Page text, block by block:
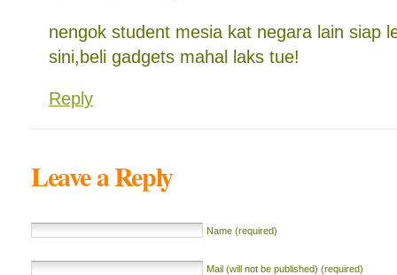
nengok student mesia kat negara lain siap
sini,beli gadgets mahal laks tue!
Reply
Leave a Reply
Name (required)
Mail (will not be published) (required)